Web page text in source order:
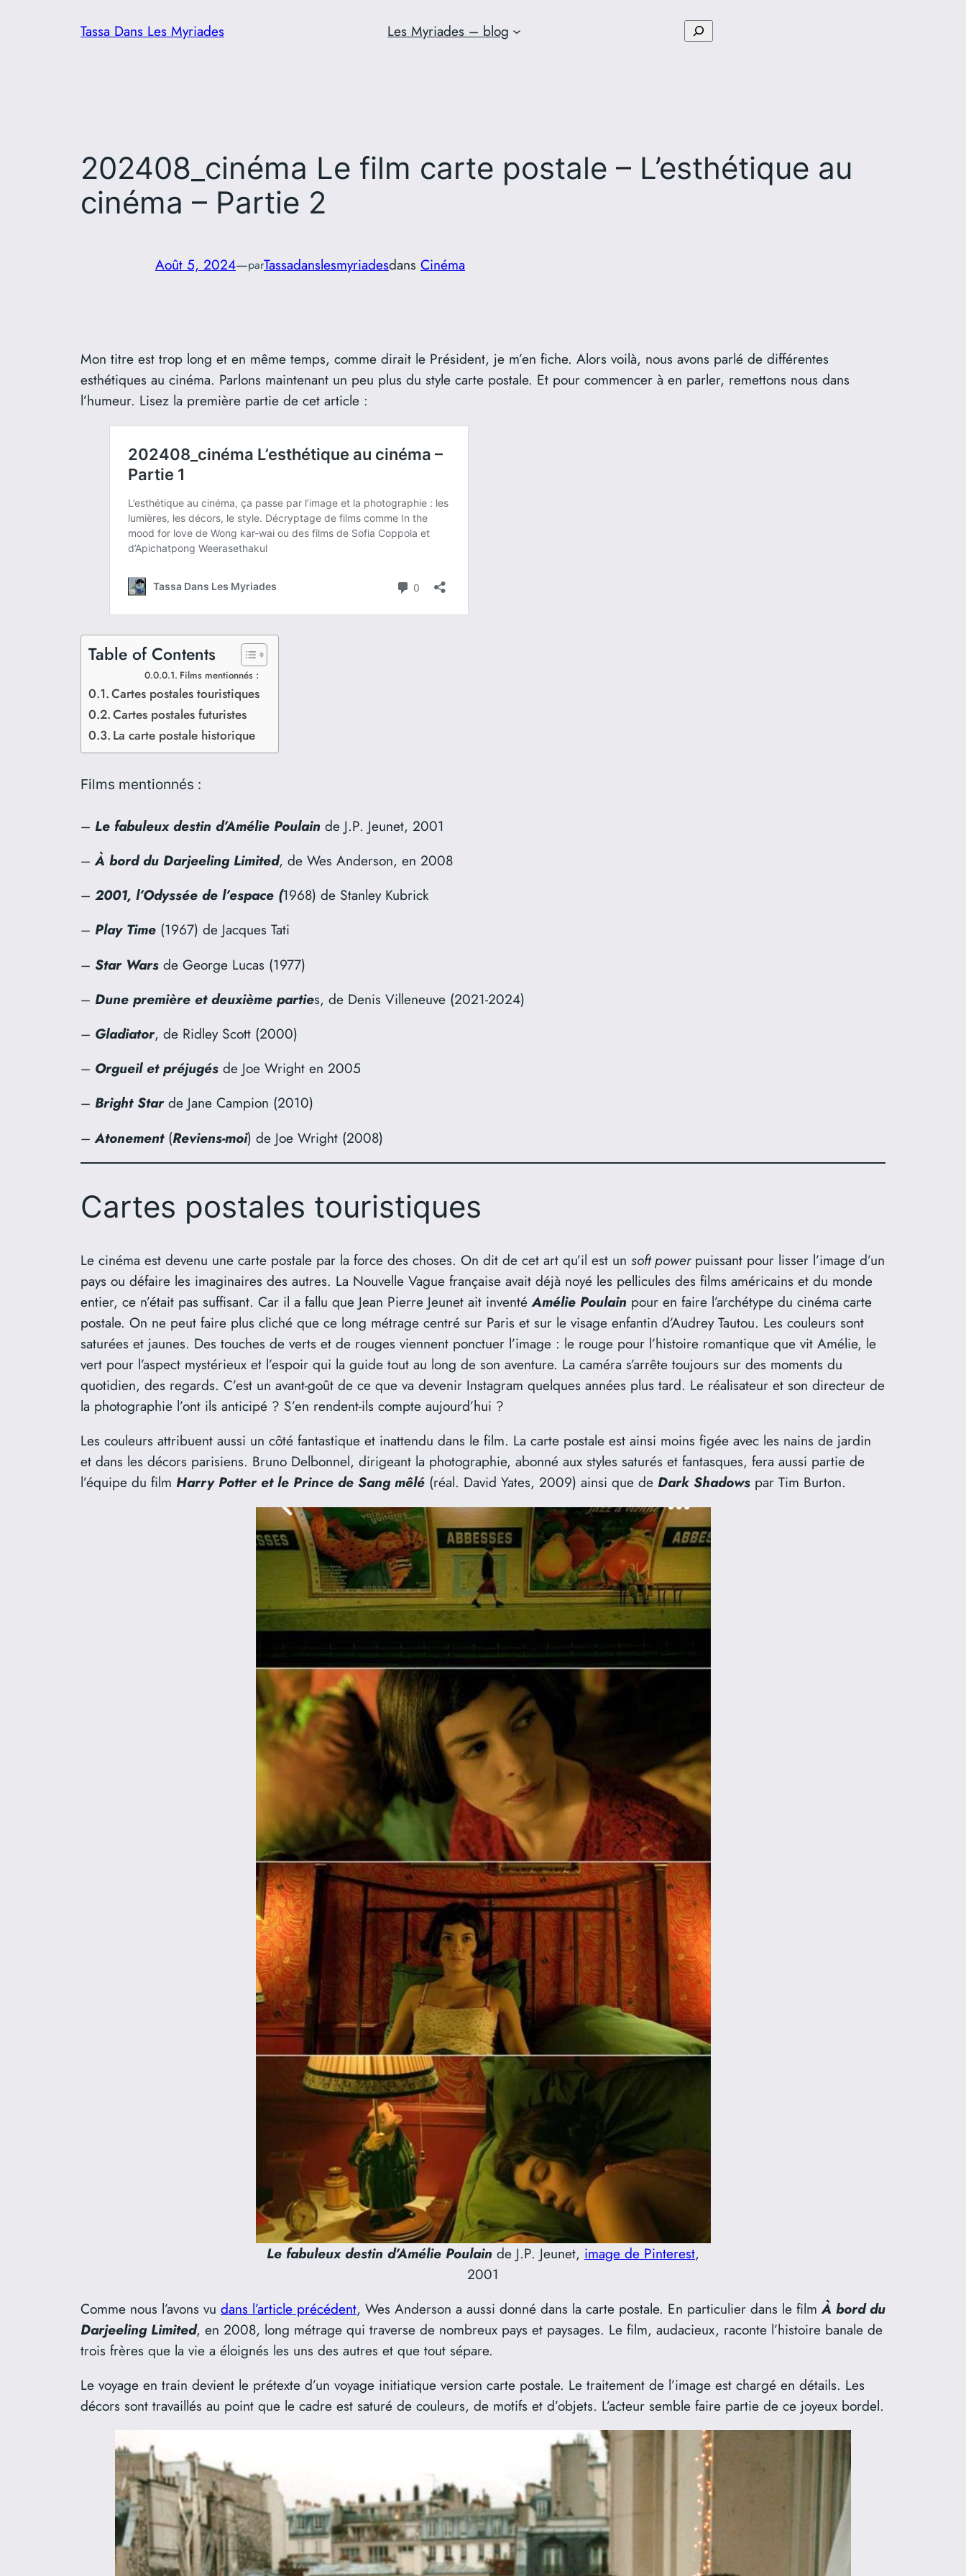
Tassa Dans Les Myriades Les Myriades – blog Rechercher
202408_cinéma Le film carte postale – L’esthétique au
cinéma – Partie 2
Août 5, 2024—parTassadanslesmyriadesdans Cinéma
Mon titre est trop long et en même temps, comme dirait le Président, je m’en fiche. Alors voilà, nous avons parlé de différentes
esthétiques au cinéma. Parlons maintenant un peu plus du style carte postale. Et pour commencer à en parler, remettons nous dans
l’humeur. Lisez la première partie de cet article :
Table of Contents
Films mentionnés :
Cartes postales touristiques
Cartes postales futuristes
La carte postale historique
Films mentionnés :
– Le fabuleux destin d’Amélie Poulain de J.P. Jeunet, 2001
–À bord du Darjeeling Limited, de Wes Anderson, en 2008
– 2001, l’Odyssée de l’espace (1968) de Stanley Kubrick
– Play Time (1967) de Jacques Tati
– Star Wars de George Lucas (1977)
– Dune première et deuxième parties, de Denis Villeneuve (2021-2024)
– Gladiator, de Ridley Scott (2000)
– Orgueil et préjugés de Joe Wright en 2005
– Bright Starde Jane Campion (2010)
–Atonement(Reviens-moi) de Joe Wright (2008)
Cartes postales touristiques
Le cinéma est devenu une carte postale par la force des choses. On dit de cet art qu’il est un soft powerpuissant pour lisser l’image d’un
pays ou défaire les imaginaires des autres. La Nouvelle Vague française avait déjà noyé les pellicules des films américains et du monde
entier, ce n’était pas suffisant. Car il a fallu que Jean Pierre Jeunet ait inventéAmélie Poulain pour en faire l’archétype du cinéma carte
postale. On ne peut faire plus cliché que ce long métrage centré sur Paris et sur le visage enfantin d’Audrey Tautou. Les couleurs sont
saturées et jaunes. Des touches de verts et de rouges viennent ponctuer l’image : le rouge pour l’histoire romantique que vit Amélie, le
vert pour l’aspect mystérieux et l’espoir qui la guide tout au long de son aventure. La caméra s’arrête toujours sur des moments du
quotidien, des regards. C’est un avant-goût de ce que va devenir Instagram quelques années plus tard. Le réalisateur et son directeur de
la photographie l’ont ils anticipé ? S’en rendent-ils compte aujourd’hui ?
Les couleurs attribuent aussi un côté fantastique et inattendu dans le film. La carte postale est ainsi moins figée avec les nains de jardin
et dans les décors parisiens. Bruno Delbonnel, dirigeant la photographie, abonné aux styles saturés et fantasques, fera aussi partie de
l’équipe du film Harry Potter et le Prince de Sang mêlé (réal. David Yates, 2009) ainsi que de Dark Shadows par Tim Burton.
Le fabuleux destin d’Amélie Poulain de J.P. Jeunet, image de Pinterest,
2001
Comme nous l’avons vu dans l’article précédent, Wes Anderson a aussi donné dans la carte postale. En particulier dans le filmÀ bord du
Darjeeling Limited, en 2008, long métrage qui traverse de nombreux pays et paysages. Le film, audacieux, raconte l’histoire banale de
trois frères que la vie a éloignés les uns des autres et que tout sépare.
Le voyage en train devient le prétexte d’un voyage initiatique version carte postale. Le traitement de l’image est chargé en détails. Les
décors sont travaillés au point que le cadre est saturé de couleurs, de motifs et d’objets. L’acteur semble faire partie de ce joyeux bordel.